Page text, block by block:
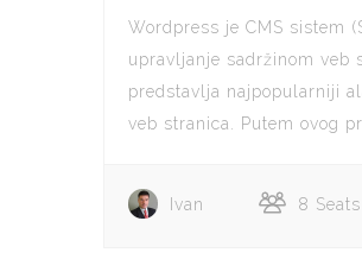
Wordpress je CMS sistem
upravljanje sadržinom veb
predstavlja najpopularniji
veb stranica. Putem ovog
Ivan 8 Seats